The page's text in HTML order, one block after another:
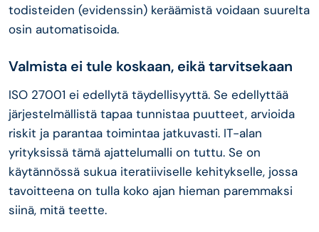
todisteiden (evidenssin) keräämistä voidaan suurelta
osin automatisoida.
Valmista ei tule koskaan, eikä tarvitsekaan
ISO 27001 ei edellytä täydellisyyttä. Se edellyttää
järjestelmällistä tapaa tunnistaa puutteet, arvioida
riskit ja parantaa toimintaa jatkuvasti. IT-alan
yrityksissä tämä ajattelumalli on tuttu. Se on
käytännössä sukua iteratiiviselle kehitykselle, jossa
tavoitteena on tulla koko ajan hieman paremmaksi
siinä, mitä teette.